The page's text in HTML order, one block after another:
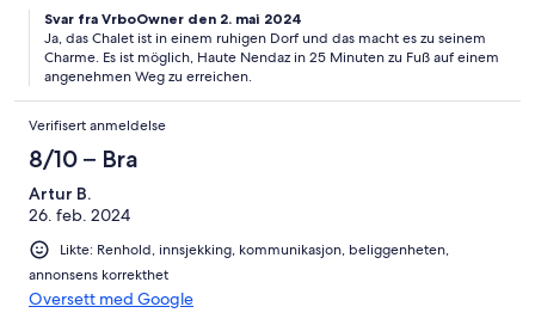
Svar fra VrboOwner den 2. mai 2024
Ja, das Chalet ist in einem ruhigen Dorf und das macht es zu seinem
Charme. Es ist möglich, Haute Nendaz in 25 Minuten zu Fuß auf einem
angenehmen Weg zu erreichen.
Verifisert anmeldelse
8/10 – Bra
Artur B.
26. feb. 2024
Likte: Renhold, innsjekking, kommunikasjon, beliggenheten,
annonsens korrekthet
Oversett med Google